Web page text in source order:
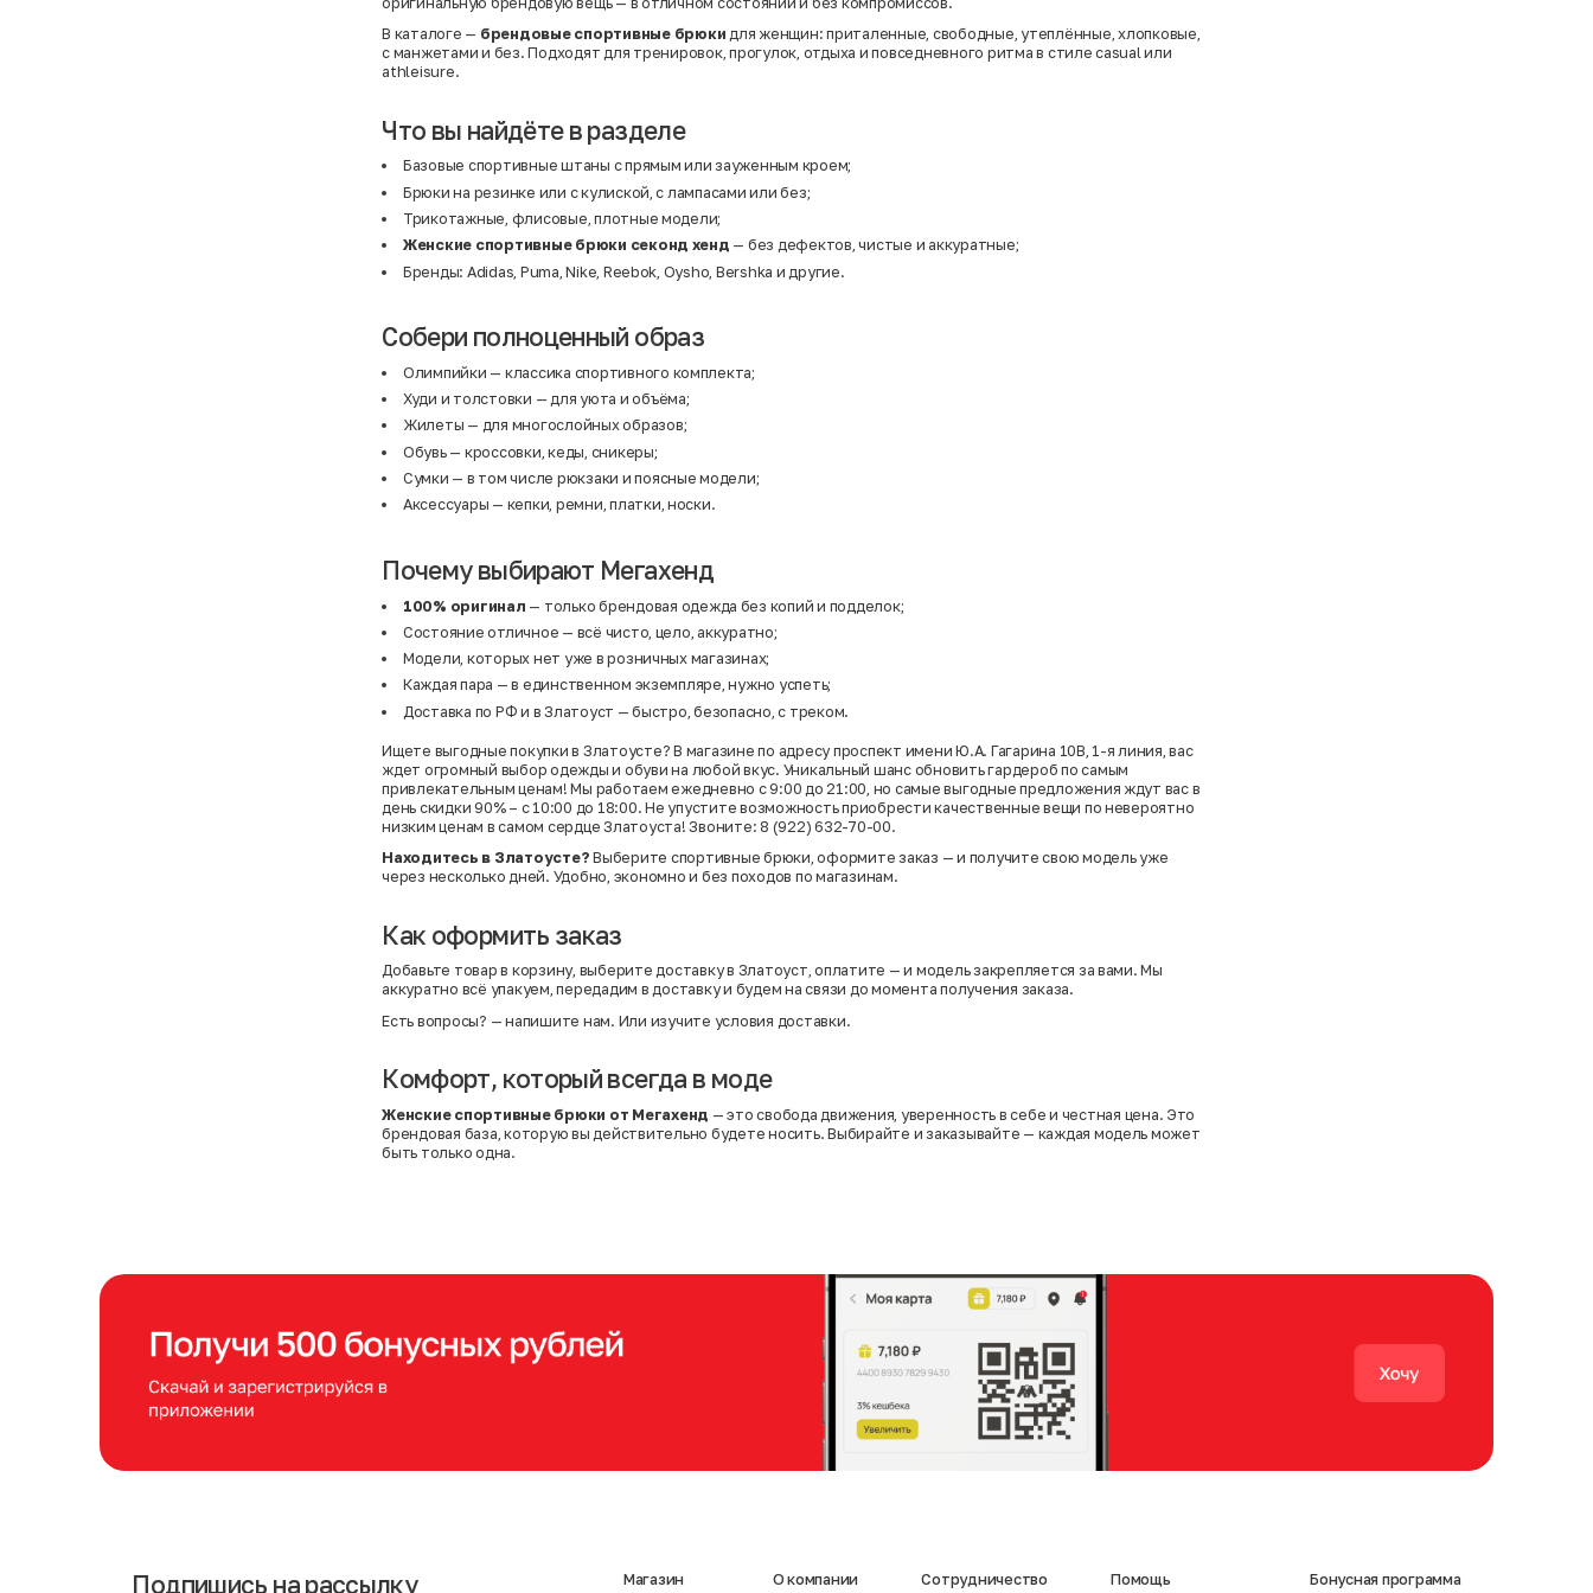
В каталоге — брендовые спортивные брюки для женщин: приталенные, свободные, утеплённые, хлопковые,
с манжетами и без. Подходят для тренировок, прогулок, отдыха и повседневного ритма в стиле casual или
athleisure.
Что вы найдёте в разделе
Базовые спортивные штаны с прямым или зауженным кроем;
Брюки на резинке или с кулиской, с лампасами или без;
Трикотажные, флисовые, плотные модели;
Женские спортивные брюки секонд хенд — без дефектов, чистые и аккуратные;
Бренды: Adidas, Puma, Nike, Reebok, Oysho, Bershka и другие.
Собери полноценный образ
Олимпийки — классика спортивного комплекта;
Худи и толстовки — для уюта и объёма;
Жилеты — для многослойных образов;
Обувь— кроссовки, кеды, сникеры;
Сумки — в том числе рюкзаки и поясные модели;
Аксессуары — кепки, ремни, платки, носки.
Почему выбирают Мегахенд
100% оригинал — только брендовая одежда без копий и подделок;
Состояние отличное — всё чисто, цело, аккуратно;
Модели, которых нет уже в розничных магазинах;
Каждая пара — в единственном экземпляре, нужно успеть;
Доставка по РФ и в Златоуст — быстро, безопасно, с треком.
Ищете выгодные покупки в Златоусте? В магазине по адресу проспект имени Ю.А. Гагарина 10В, 1-я линия, вас
ждет огромный выбор одежды и обуви на любой вкус. Уникальный шанс обновить гардероб по самым
привлекательным ценам! Мы работаем ежедневно с 9:00 до 21:00, но самые выгодные предложения ждут вас в
день скидки 90% – с 10:00 до 18:00. Не упустите возможность приобрести качественные вещи по невероятно
низким ценам в самом сердце Златоуста! Звоните: 8 (922) 632-70-00.
Находитесь в Златоусте? Выберите спортивные брюки, оформите заказ — и получите свою модель уже
через несколько дней. Удобно, экономно и без походов по магазинам.
Как оформить заказ
Добавьте товар в корзину, выберите доставку в Златоуст, оплатите — и модель закрепляется за вами. Мы
аккуратно всё упакуем, передадим в доставку и будем на связи до момента получения заказа.
Есть вопросы? — напишите нам. Или изучите условия доставки.
Комфорт, который всегда в моде
Женские спортивные брюки от Мегахенд — это свобода движения, уверенность в себе и честная цена. Это
брендовая база, которую вы действительно будете носить. Выбирайте и заказывайте — каждая модель может
быть только одна.
Подпишись на рассылку
Магазин
О компании
Сотрудничество
Помощь
Бонусная программа